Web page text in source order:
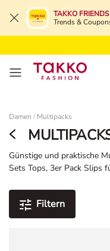
TAKKO
Trends &
Damen / Multipacks
Günstige und praktische
Sets Tops, 3er Pack Slips
Filtern